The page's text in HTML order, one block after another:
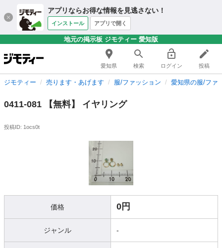
アプリならお得な情報を見逃さない！
インストール アプリで開く
地元の掲示板 ジモティー 愛知版
愛知県 検索 ログイン 投稿
ジモティー 売ります・あげます 服/ファッション 愛知県の服/ファ
0411-081 【無料】 イヤリング
投稿ID: 1ocs0t
価格 0円
ジャンル -